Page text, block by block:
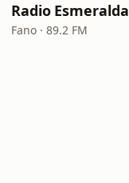
Radio Esmeralda
Fano · 89.2 FM